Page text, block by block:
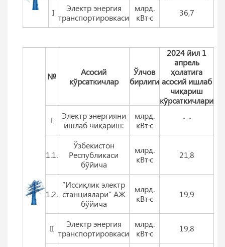
I
Электр энергия
транспортировкаси
млрд.
кВт·с
36,7
№
Aсосий
кўрсаткичлар
Ўлчов
бирлиги
2024 йил 1
апрель
ҳолатига
асосий ишлаб
чиқариш
кўрсаткичлари
I
Электр энергияни
ишлаб чиқариш:
млрд.
кВт·с
“-“
1.1.
Ўзбекистон
Республикаси
бўйича
млрд.
кВт·с
21,8
1.2.
“Иссиқлик электр
станциялари” АЖ
бўйича
млрд.
кВт·с
19,9
II
Электр энергия
транспортировкаси
млрд.
кВт·с
19,8